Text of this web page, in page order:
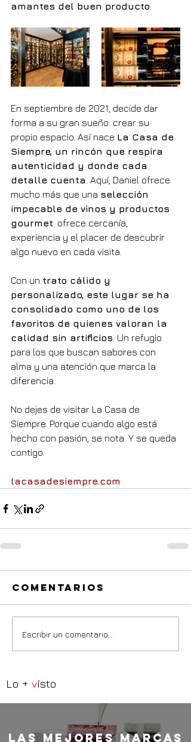
amantes del buen producto
En septiembre de 2021, decide dar
forma a su gran sueño: crear su
propio espacio. Así nace La Casa de
Siempre, un rincón que respira
autenticidad y donde cada
detalle cuenta . Aquí, Daniel ofrece
mucho más que una selección
impecable de vinos y productos
gourmet: ofrece cercanía,
experiencia y el placer de descubrir
algo nuevo en cada visita.
Con un trato cálido y
personalizado, este lugar se ha
consolidado como uno de los
favoritos de quienes valoran la
calidad sin artificios . Un refugio
para los que buscan sabores con
alma y una atención que marca la
diferencia.
No dejes de visitar La Casa de
Siempre. Porque cuando algo está
hecho con pasión, se nota. Y se queda
contigo.
lacasadesiempre.com
Comentarios
Escribir un comentario...
Lo + visto
LaS MEJORES marcas